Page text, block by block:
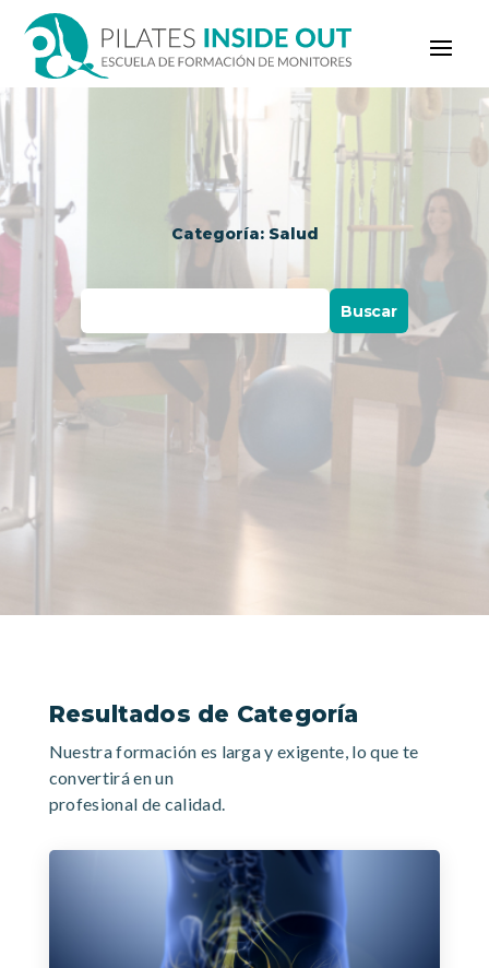
Categoría: Salud
Resultados de Categoría
Nuestra formación es larga y exigente, lo que te
convertirá en un
profesional de calidad.